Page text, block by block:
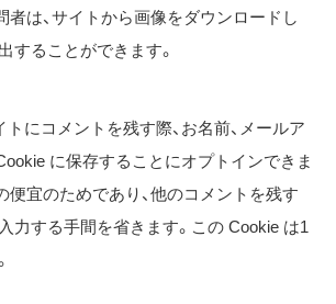
者は、サイトから画像をダウンロードし
することができます。
トにコメントを残す際、お名前、メールア
に保存することにオプトインできま
便宜のためであり、他のコメントを残す
力する手間を省きます。この Cookie は1